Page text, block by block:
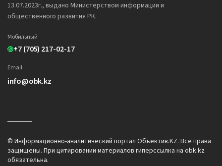
13.07.2023г., выдано Министерством информации и
общественного развития РК.
Мобильный
+7 (705) 217-02-17
Email
info@obk.kz
© Информационно-аналитический портал Объектив.KZ. Все права
защищены. При цитировании материалов гиперссылка на obk.kz
обязательна.